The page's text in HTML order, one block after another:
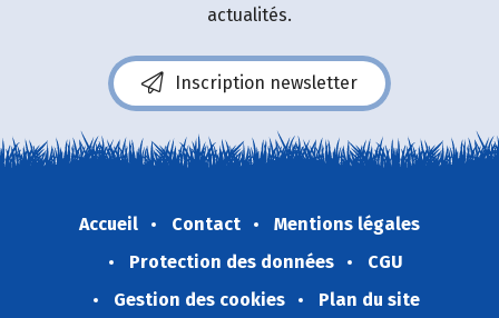
actualités.
Inscription newsletter
Accueil Contact
Mentions légales
Protection des données
CGU
Gestion des cookies
Plan du site